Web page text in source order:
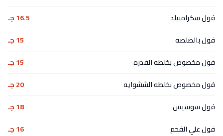
فول سكرامبيلد
16.5 جـ
فول بالصلصه
15 جـ
فول مخصوص بخلطه القدره
15 جـ
فول مخصوص بخلطه الششوايه
20 جـ
فول سوسيس
18 جـ
فول علي الفحم
16 جـ